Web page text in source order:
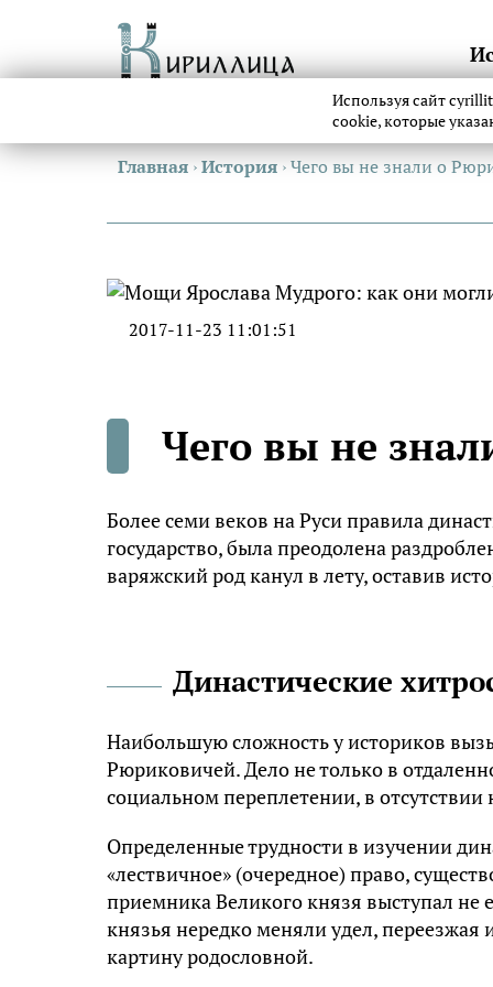
Главная ›История ›Чего вы не знали о
2017-11-23 11:01:51
Чего вы не
Более семи веков на Руси правила
государство, была преодолена
варяжский род канул в лету, оставив
Династические
Наибольшую сложность у историков
Рюриковичей. Дело не только в
социальном переплетении, в
Определенные трудности в изучении
«лествичное» (очередное) право,
приемника Великого князя выступал не
князья нередко меняли удел,
картину родословной.
Используя сайт
cookie, которые